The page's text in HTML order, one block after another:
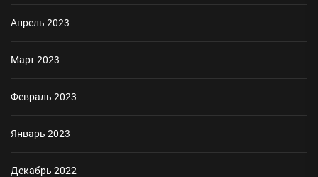
Апрель 2023
Март 2023
Февраль 2023
Январь 2023
Декабрь 2022